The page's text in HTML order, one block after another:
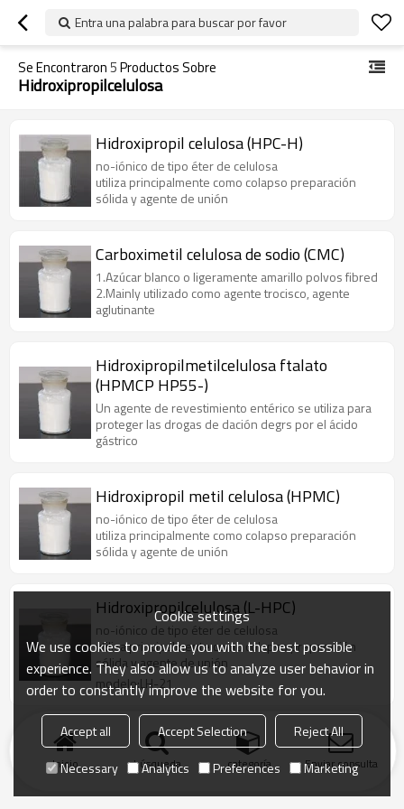
Entra una palabra para buscar por favor
Se Encontraron5Productos Sobre
Hidroxipropilcelulosa
Hidroxipropil celulosa (HPC-H)
no-iónico de tipo éter de celulosa
utiliza principalmente como colapso preparación
sólida y agente de unión
Carboximetil celulosa de sodio (CMC)
1.Azúcar blanco o ligeramente amarillo polvos fibred
2.Mainly utilizado como agente trocisco, agente
aglutinante
Hidroxipropilmetilcelulosa ftalato
(HPMCP HP55-)
Un agente de revestimiento entérico se utiliza para
proteger las drogas de dación degrs por el ácido
gástrico
Hidroxipropil metil celulosa (HPMC)
no-iónico de tipo éter de celulosa
utiliza principalmente como colapso preparación
sólida y agente de unión
Hidroxipropilcelulosa (L-HPC)
no-iónico de tipo éter de celulosa
utiliza principalmente como colapso preparación
sólida y agente de unión
modelo:LH-21
Inicio búsqueda categoría Enviar consulta
Cookie settings
We use cookies to provide you with the best possible
experience. They also allow us to analyze user behavior in
order to constantly improve the website for you.
Accept all Accept Selection
Reject All
Necessary
Analytics Preferences Marketing